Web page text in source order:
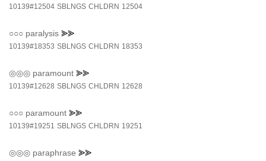
10139#12504 SBLNGS CHLDRN 12504
○○○ paralysis ⪢⪢
10139#18353 SBLNGS CHLDRN 18353
◎◎◎ paramount ⪢⪢
10139#12628 SBLNGS CHLDRN 12628
○○○ paramount ⪢⪢
10139#19251 SBLNGS CHLDRN 19251
◎◎◎ paraphrase ⪢⪢